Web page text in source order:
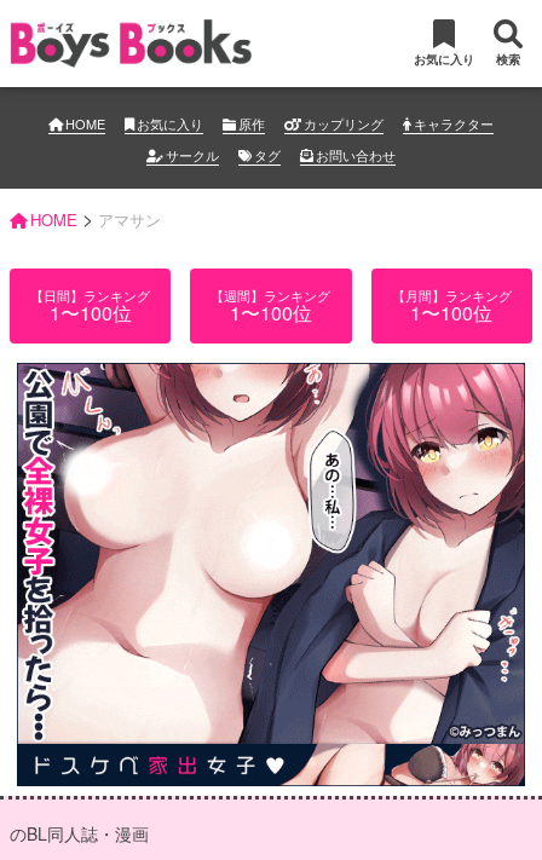
お気に入り 検索
HOME お気に入り 原作 カップリング
キャラクター
サークル
タグ お問い合わせ
HOME > アマサン
【日間】ランキング
1〜100位
【週間】ランキング
1〜100位
【月間】ランキング
1〜100位
のBL同人誌・漫画